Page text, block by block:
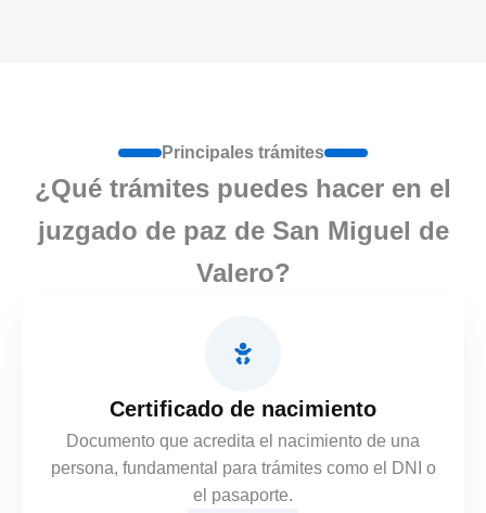
Principales trámites
¿Qué trámites puedes hacer en el
juzgado de paz de San Miguel de
Valero?
Certificado de nacimiento
Documento que acredita el nacimiento de una
persona, fundamental para trámites como el DNI o
el pasaporte.